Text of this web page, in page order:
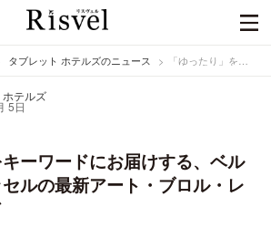
タブレット ホテルズのニュース 「ゆったり」をキーワードにお届けする、ベルギー・ブリュッセルの最新アート・ブロル・レストランガイド
テルズ
5日
キーワードにお届けする、ベル
ルの最新アート・ブロル・レ